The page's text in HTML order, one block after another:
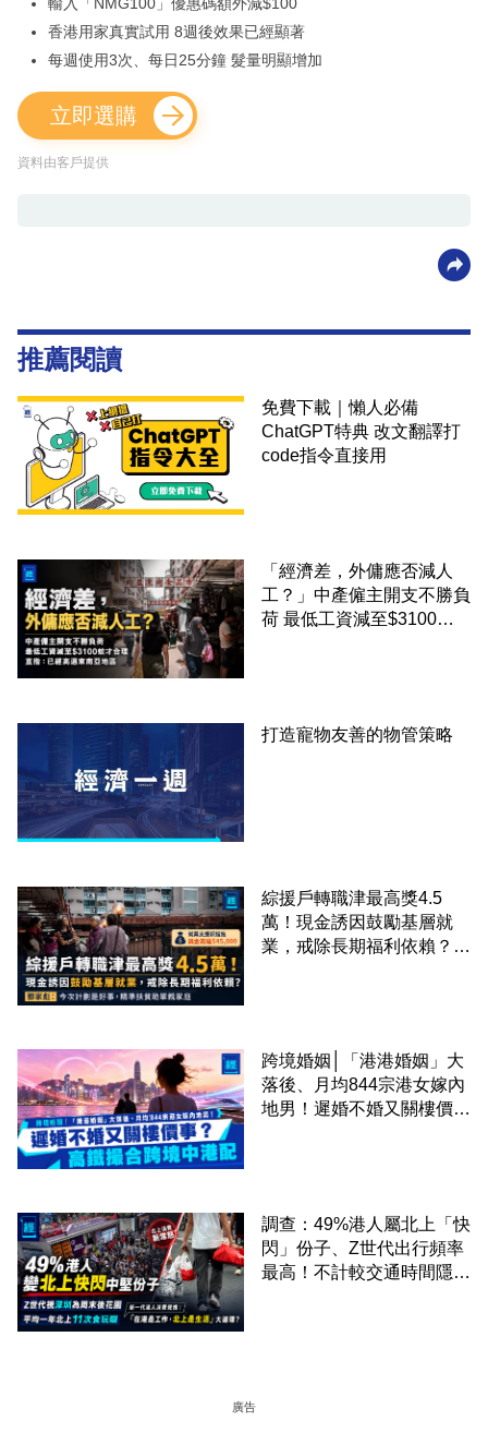
香港用家真實試用 8週後效果已經顯著
每週使用3次、每日25分鐘 髮量明顯增加
立即選購
資料由客戶提供
推薦閱讀
免費下載｜懶人必備
ChatGPT特典 改文翻譯打
code指令直接用
「經濟差，外傭應否減人
工？」中產僱主開支不勝負
荷 最低工資減至$3100蚊
打造寵物友善的物管策略
綜援戶轉職津最高獎4.5
萬！現金誘因鼓勵基層就
業，戒除長期福利依賴？鄧
跨境婚姻│「港港婚姻」大
落後、月均844宗港女嫁內
地男！遲婚不婚又關樓價
調查：49%港人屬北上「快
閃」份子、Z世代出行頻率
最高！不計較交通時間隱形
廣告